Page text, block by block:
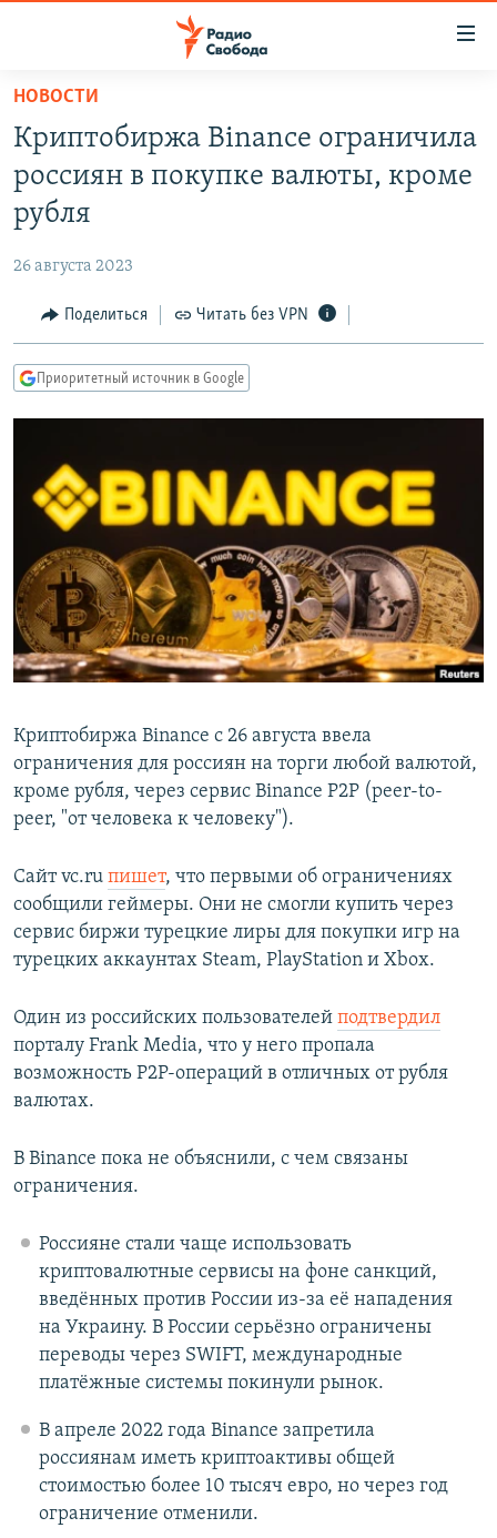
упрощенного
доступа
основному
Вернутся
Вернутся
ПРОГРАММЫ
ПОДКАСТЫ
АВТОРСКИЕ ПРОЕКТЫ
МНЕНИЯ
КУЛЬТУРА
КАВКАЗ.РЕАЛИИ
СИБИРЬ.РЕАЛИИ
РАСПИСАНИЕ ВЕЩАНИЯ
ПОДПИШИТЕСЬ НА РАССЫЛКУ
СОЦИАЛЬНЫЕ СЕТИ
Все сайты РСЕ/РС
НОВОСТИ
Криптобиржа Binance ограничила
россиян в покупке валюты, кроме
рубля
26 августа 2023
Поделиться Читать без VPN
Приоритетный источник в Google
Криптобиржа Binance с 26 августа ввела
ограничения для россиян на торги любой валютой,
кроме рубля, через сервис Binance P2P (peer-to-
peer, "от человека к человеку").
Сайт vc.ru пишет, что первыми об ограничениях
сообщили геймеры. Они не смогли купить через
сервис биржи турецкие лиры для покупки игр на
турецких аккаунтах Steam, PlayStation и Xbox.
Один из российских пользователей подтвердил
порталу Frank Media, что у него пропала
возможность P2P-операций в отличных от рубля
валютах.
В Binance пока не объяснили, с чем связаны
ограничения.
Россияне стали чаще использовать
криптовалютные сервисы на фоне санкций,
введённых против России из-за её нападения
на Украину. В России серьёзно ограничены
переводы через SWIFT, международные
платёжные системы покинули рынок.
В апреле 2022 года Binance запретила
россиянам иметь криптоактивы общей
стоимостью более 10 тысяч евро, но через год
ограничение отменили.